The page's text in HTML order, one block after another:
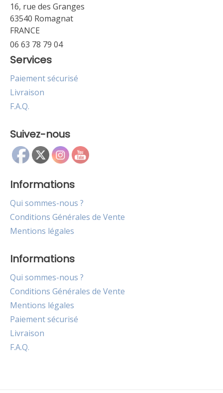
16, rue des Granges
63540 Romagnat
FRANCE
06 63 78 79 04
Services
Paiement sécurisé
Livraison
F.A.Q.
Suivez-nous
Informations
Qui sommes-nous ?
Conditions Générales de Vente
Mentions légales
Informations
Qui sommes-nous ?
Conditions Générales de Vente
Mentions légales
Paiement sécurisé
Livraison
F.A.Q.